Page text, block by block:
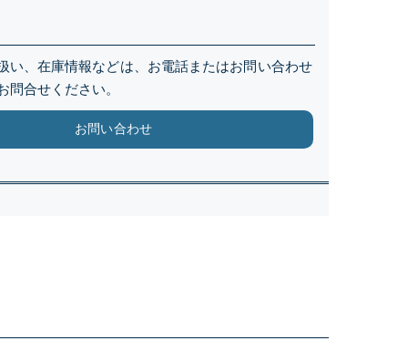
い、在庫情報などは、お電話またはお問い合わせ
問合せください。
お問い合わせ